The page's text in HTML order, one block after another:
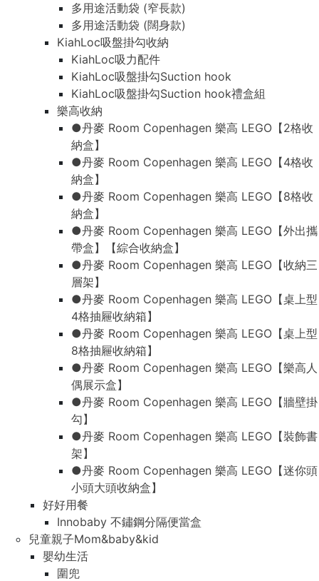
多用途活動袋 (窄長款)
多用途活動袋 (闊身款)
KiahLoc吸盤掛勾收納
KiahLoc吸力配件
KiahLoc吸盤掛勾Suction hook
KiahLoc吸盤掛勾Suction hook禮盒組
樂高收納
●丹麥 Room Copenhagen 樂高 LEGO【2格收
納盒】
●丹麥 Room Copenhagen 樂高 LEGO【4格收
納盒】
●丹麥 Room Copenhagen 樂高 LEGO【8格收
納盒】
●丹麥 Room Copenhagen 樂高 LEGO【外出攜
帶盒】【綜合收納盒】
●丹麥 Room Copenhagen 樂高 LEGO【收納三
層架】
●丹麥 Room Copenhagen 樂高 LEGO【桌上型
4格抽屜收納箱】
●丹麥 Room Copenhagen 樂高 LEGO【桌上型
8格抽屜收納箱】
●丹麥 Room Copenhagen 樂高 LEGO【樂高人
偶展示盒】
●丹麥 Room Copenhagen 樂高 LEGO【牆壁掛
勾】
●丹麥 Room Copenhagen 樂高 LEGO【裝飾書
架】
●丹麥 Room Copenhagen 樂高 LEGO【迷你頭
小頭大頭收納盒】
好好用餐
Innobaby 不鏽鋼分隔便當盒
兒童親子Mom&baby&kid
嬰幼生活
圍兜